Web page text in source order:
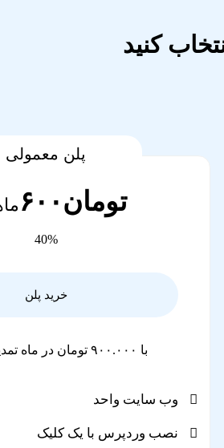
پلن معمولی
تومان۶۰۰
40%
خرید پلن
با ۹۰۰.۰۰۰ تومان در ماه تمدید می شود
وب سایت واحد
نصب وردپرس با یک کلیک